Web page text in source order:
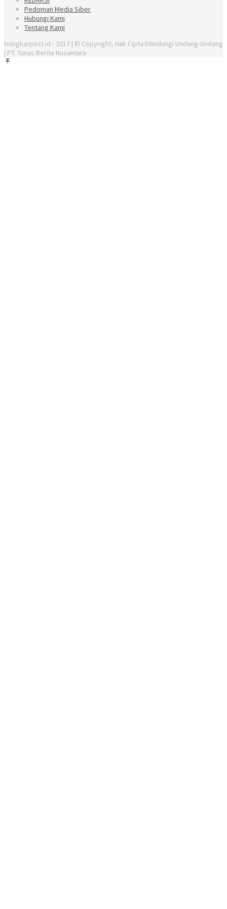
Pedoman Media Siber
Hubungi Kami
Tentang Kami
bongkarpost.id - 2017 | © Copyright, Hak Cipta Dilindungi Undang-Undang
| PT. Tunas Berita Nusantara